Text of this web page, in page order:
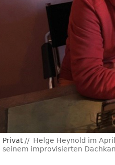
Privat
Helge Heynold im
seinem improvisierten